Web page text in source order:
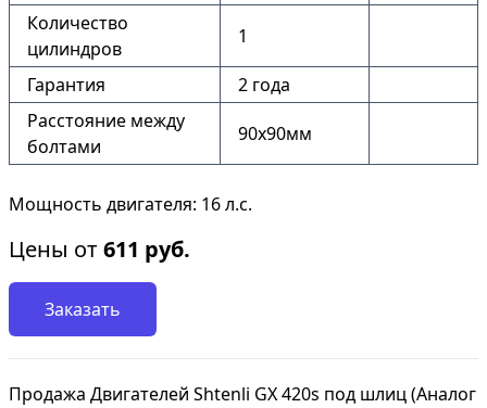
Количество
цилиндров
1
Гарантия
2 года
Расстояние между
болтами
90х90мм
Мощность двигателя: 16 л.с.
Цены от611 руб.
Заказать
Продажа Двигателей Shtenli GX 420s под шлиц (Аналог